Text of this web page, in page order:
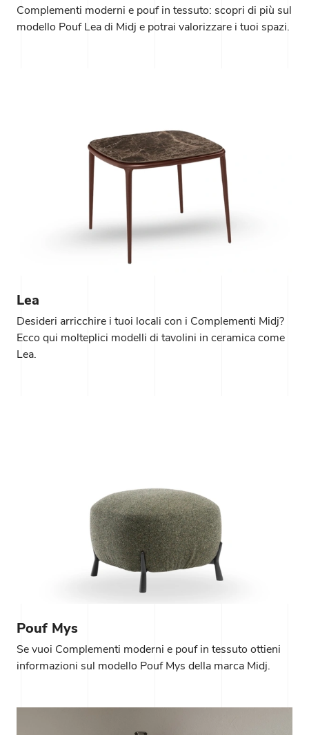
Complementi moderni e pouf in tessuto: scopri di più sul
modello Pouf Lea di Midj e potrai valorizzare i tuoi spazi.
Lea
Desideri arricchire i tuoi locali con i Complementi Midj?
Ecco qui molteplici modelli di tavolini in ceramica come
Lea.
Pouf Mys
Se vuoi Complementi moderni e pouf in tessuto ottieni
informazioni sul modello Pouf Mys della marca Midj.